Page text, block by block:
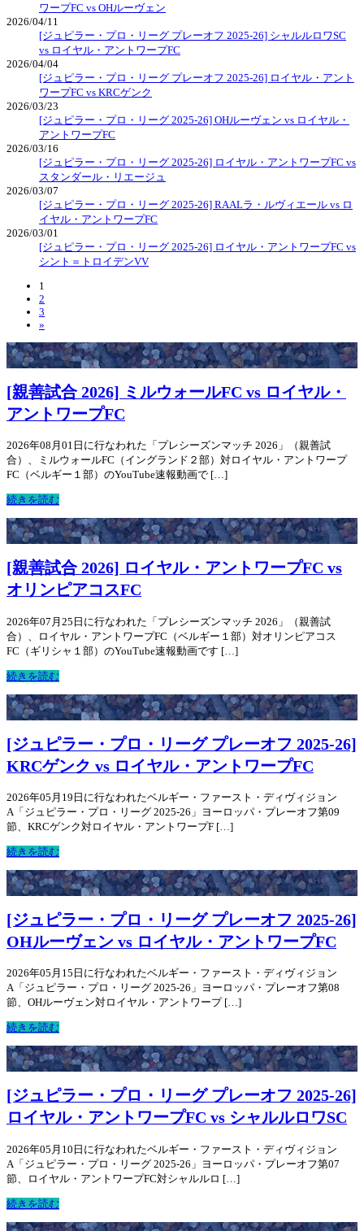
ワープFC vs OHルーヴェン
2026/04/11
[ジュピラー・プロ・リーグ プレーオフ 2025-26] シャルルロワSC
vs ロイヤル・アントワープFC
2026/04/04
[ジュピラー・プロ・リーグ プレーオフ 2025-26] ロイヤル・アント
ワープFC vs KRCゲンク
2026/03/23
[ジュピラー・プロ・リーグ 2025-26] OHルーヴェン vs ロイヤル・
アントワープFC
2026/03/16
[ジュピラー・プロ・リーグ 2025-26] ロイヤル・アントワープFC vs
スタンダール・リエージュ
2026/03/07
[ジュピラー・プロ・リーグ 2025-26] RAALラ・ルヴィエール vs ロ
イヤル・アントワープFC
2026/03/01
[ジュピラー・プロ・リーグ 2025-26] ロイヤル・アントワープFC vs
シント＝トロイデンVV
1
2
3
»
[親善試合 2026] ミルウォールFC vs ロイヤル・
アントワープFC
2026年08月01日に行なわれた「プレシーズンマッチ 2026」（親善試
合）、ミルウォールFC（イングランド２部）対ロイヤル・アントワープ
FC（ベルギー１部）のYouTube速報動画で […]
続きを読む
[親善試合 2026] ロイヤル・アントワープFC vs
オリンピアコスFC
2026年07月25日に行なわれた「プレシーズンマッチ 2026」（親善試
合）、ロイヤル・アントワープFC（ベルギー１部）対オリンピアコス
FC（ギリシャ１部）のYouTube速報動画です […]
続きを読む
[ジュピラー・プロ・リーグ プレーオフ 2025-26]
KRCゲンク vs ロイヤル・アントワープFC
2026年05月19日に行なわれたベルギー・ファースト・ディヴィジョン
A「ジュピラー・プロ・リーグ 2025-26」ヨーロッパ・プレーオフ第09
節、KRCゲンク対ロイヤル・アントワープF […]
続きを読む
[ジュピラー・プロ・リーグ プレーオフ 2025-26]
OHルーヴェン vs ロイヤル・アントワープFC
2026年05月15日に行なわれたベルギー・ファースト・ディヴィジョン
A「ジュピラー・プロ・リーグ 2025-26」ヨーロッパ・プレーオフ第08
節、OHルーヴェン対ロイヤル・アントワープ […]
続きを読む
[ジュピラー・プロ・リーグ プレーオフ 2025-26]
ロイヤル・アントワープFC vs シャルルロワSC
2026年05月10日に行なわれたベルギー・ファースト・ディヴィジョン
A「ジュピラー・プロ・リーグ 2025-26」ヨーロッパ・プレーオフ第07
節、ロイヤル・アントワープFC対シャルルロ […]
続きを読む